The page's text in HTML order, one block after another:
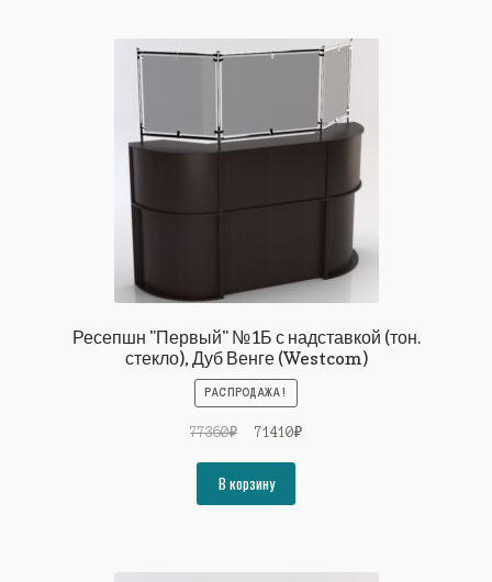
Ресепшн "Первый" №1Б с надставкой (тон.
стекло), Дуб Венге (Westcom)
РАСПРОДАЖА!
77360₽
Первоначальная
составляла
77360₽.
71410₽Текущая
В корзину